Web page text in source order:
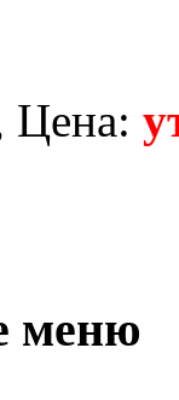
Цена:
меню